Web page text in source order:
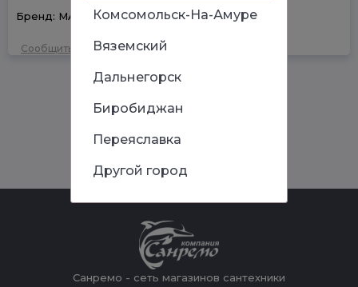
Бренд: MATRIX Марка стали:CrV Размер, мм: 25
Сообщить об ошибке
Санремо - сеть магазинов сантехники
Комсомольск-На-Амуре
Вяземский
Дальнегорск
Биробиджан
Переяславка
Другой город